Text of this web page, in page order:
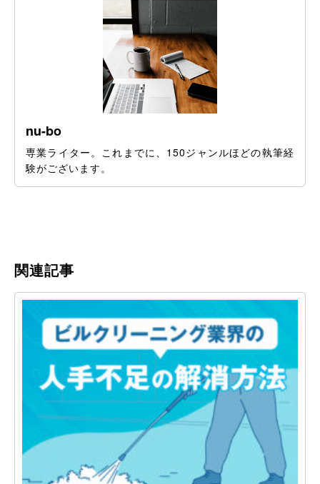
nu-bo
専業ライター。これまでに、150ジャンルほどの執筆経
験がございます。
関連記事